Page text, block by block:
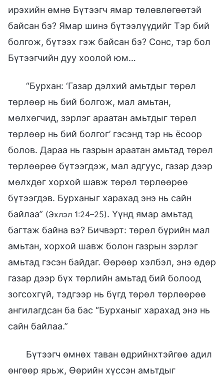
ирэхийн өмнө Бүтээгч ямар төлөвлөгөөтэй
байсан бэ? Ямар шинэ бүтээлүүдийг Тэр бий
болгож, бүтээх гэж байсан бэ? Сонс, тэр бол
Бүтээгчийн дуу хоолой юм…
“Бурхан: ‘Газар дэлхий амьтдыг төрөл
төрлөөр нь бий болгож, мал амьтан,
мөлхөгчид, зэрлэг араатан амьтдыг төрөл
төрлөөр нь бий болгог’ гэсэнд тэр нь ёсоор
болов. Дараа нь газрын араатан амьтад төрөл
төрлөөрөө бүтээгдэж, мал адгуус, газар дээр
мөлхдөг хорхой шавж төрөл төрлөөрөө
бүтээгдэв. Бурханыг харахад энэ нь сайн
байлаа” (Эхлэл 1:24–25). Үүнд ямар амьтад
багтаж байна вэ? Бичвэрт: төрөл бүрийн мал
амьтан, хорхой шавж болон газрын зэрлэг
амьтад гэсэн байдаг. Өөрөөр хэлбэл, энэ өдөр
газар дээр бүх төрлийн амьтад бий болоод
зогсохгүй, тэдгээр нь бүгд төрөл төрлөөрөө
ангилагдсан ба бас “Бурханыг харахад энэ нь
сайн байлаа.”
Бүтээгч өмнөх таван өдрийнхтэйгөө адил
өнгөөр ярьж, Өөрийн хүссэн амьтдыг